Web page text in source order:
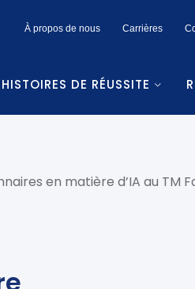
À propos de nous Carrières
HISTOIRES DE RÉUSSITE
en matière d’IA au TM